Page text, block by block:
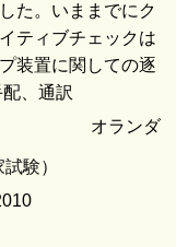
た。いままでにク
ティブチェックは
装置に関しての逐
、通訳
オランダ
験）